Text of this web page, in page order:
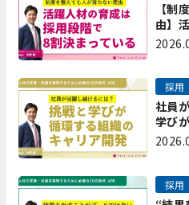
【制
由】
で8割
社員
学び
発｜
採用
採用